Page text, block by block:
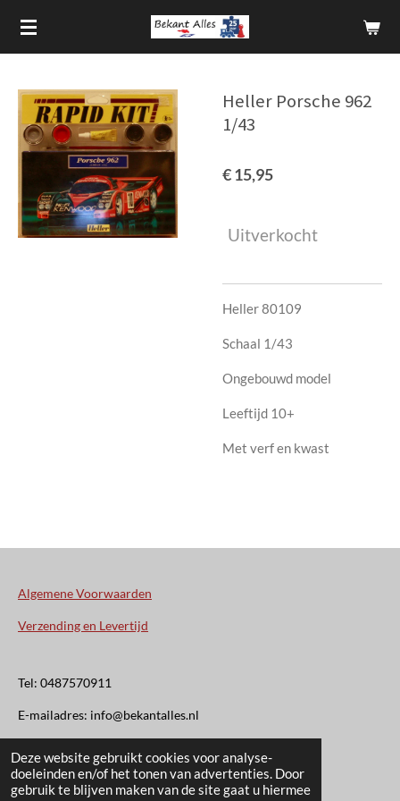
Deze website gebruikt cookies voor analyse-
doeleinden en/of het tonen van advertenties. Door
gebruik te blijven maken van de site gaat u hiermee
Ga
direct
hoofdinhoud
Heller Porsche 962
1/43
€ 15,95
Uitverkocht
Heller 80109
Schaal 1/43
Ongebouwd model
Leeftijd 10+
Met verf en kwast
Algemene Voorwaarden
Verzending en Levertijd
Tel: 0487570911
E-mailadres: info@bekantalles.nl
Rooysestraat 4